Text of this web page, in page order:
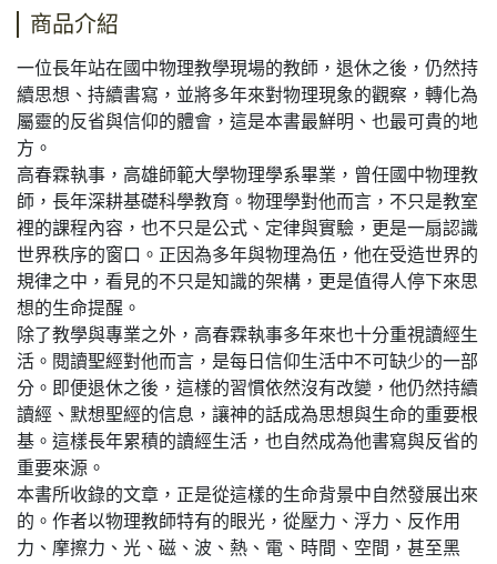
商品介紹
一位長年站在國中物理教學現場的教師，退休之後，仍然持
續思想、持續書寫，並將多年來對物理現象的觀察，轉化為
屬靈的反省與信仰的體會，這是本書最鮮明、也最可貴的地
方。
高春霖執事，高雄師範大學物理學系畢業，曾任國中物理教
師，長年深耕基礎科學教育。物理學對他而言，不只是教室
裡的課程內容，也不只是公式、定律與實驗，更是一扇認識
世界秩序的窗口。正因為多年與物理為伍，他在受造世界的
規律之中，看見的不只是知識的架構，更是值得人停下來思
想的生命提醒。
除了教學與專業之外，高春霖執事多年來也十分重視讀經生
活。閱讀聖經對他而言，是每日信仰生活中不可缺少的一部
分。即便退休之後，這樣的習慣依然沒有改變，他仍然持續
讀經、默想聖經的信息，讓神的話成為思想與生命的重要根
基。這樣長年累積的讀經生活，也自然成為他書寫與反省的
重要來源。
本書所收錄的文章，正是從這樣的生命背景中自然發展出來
的。作者以物理教師特有的眼光，從壓力、浮力、反作用
力、摩擦力、光、磁、波、熱、電、時間、空間，甚至黑